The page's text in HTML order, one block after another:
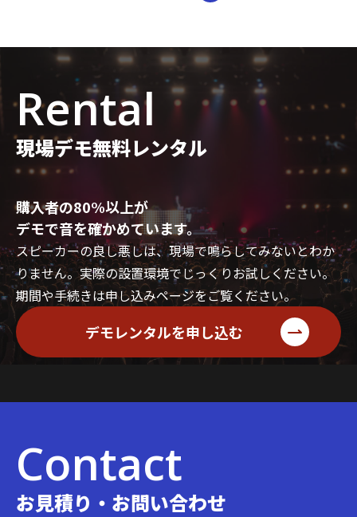
Rental
現場デモ無料レンタル
購入者の80%以上が
デモで音を確かめています。
スピーカーの良し悪しは、現場で鳴らしてみないとわか
りません。実際の設置環境でじっくりお試しください。
期間や手続きは申し込みページをご覧ください。
デモレンタルを申し込む
Contact
お見積り・お問い合わせ